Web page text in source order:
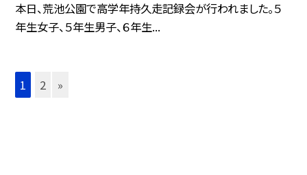
本日、荒池公園で高学年持久走記録会が行われました。５
年生女子、５年生男子、６年生...
1 2 »